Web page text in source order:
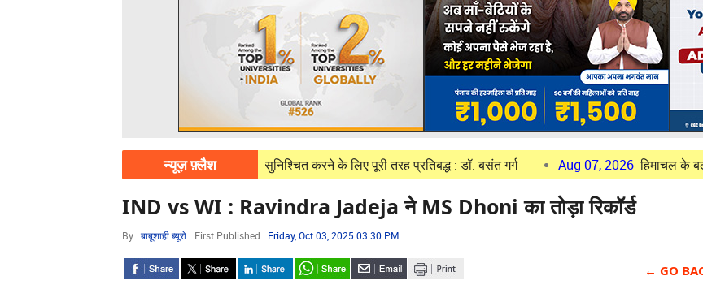
न्यूज़ फ़्लैश
पावरकॉम निर्बाध बिजली आपूर्ति सुनिश्चित करने के लिए पूरी तरह प्रतिबद्ध : डॉ. बसंत गर्ग Aug 07, 2026 हिमाचल के बल्क ड्रग पार्क
IND vs WI : Ravindra Jadeja ने MS Dhoni का तोड़ा रिकॉर्ड
By : बाबूशाही ब्यूरो First Published : Friday, Oct 03, 2025 03:30 PM
← GO